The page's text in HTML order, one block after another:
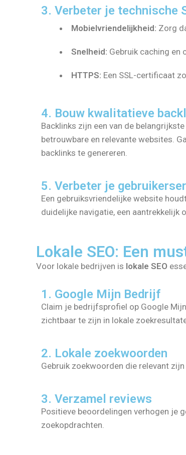
3. Verbeter je technische
Mobielvriendelijkheid: Zorg
Snelheid: Gebruik caching en
HTTPS: Een SSL-certificaat
4. Bouw kwalitatieve
Backlinks zijn een van de
betrouwbare en relevante websites.
backlinks te genereren.
5. Verbeter je
Een gebruiksvriendelijke website
duidelijke navigatie, een aantrekkelijk
Lokale SEO: Een
Voor lokale bedrijven is lokale SEO
1. Google Mijn Bedrijf
Claim je bedrijfsprofiel op Google
zichtbaar te zijn in lokale
2. Lokale zoekwoorden
Gebruik zoekwoorden die relevant
3. Verzamel reviews
Positieve beoordelingen verhogen je
zoekopdrachten.